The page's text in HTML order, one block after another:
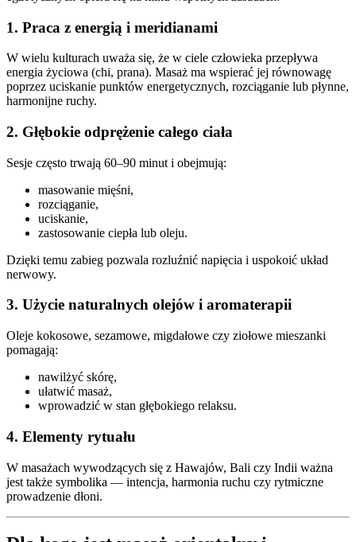
1. Praca z energią i meridianami
W wielu kulturach uważa się, że w ciele człowieka przepływa
energia życiowa (chi, prana). Masaż ma wspierać jej równowagę
poprzez uciskanie punktów energetycznych, rozciąganie lub płynne,
harmonijne ruchy.
2. Głębokie odprężenie całego ciała
Sesje często trwają 60–90 minut i obejmują:
masowanie mięśni,
rozciąganie,
uciskanie,
zastosowanie ciepła lub oleju.
Dzięki temu zabieg pozwala rozluźnić napięcia i uspokoić układ
nerwowy.
3. Użycie naturalnych olejów i aromaterapii
Oleje kokosowe, sezamowe, migdałowe czy ziołowe mieszanki
pomagają:
nawilżyć skórę,
ułatwić masaż,
wprowadzić w stan głębokiego relaksu.
4. Elementy rytuału
W masażach wywodzących się z Hawajów, Bali czy Indii ważna
jest także symbolika — intencja, harmonia ruchu czy rytmiczne
prowadzenie dłoni.